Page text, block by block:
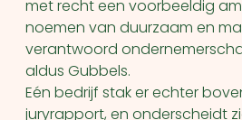
met recht een voorbeeldig
noemen van duurzaam en
verantwoord
aldus Gubbels.
Eén bedrijf stak er echter
juryrapport, en onderscheidt